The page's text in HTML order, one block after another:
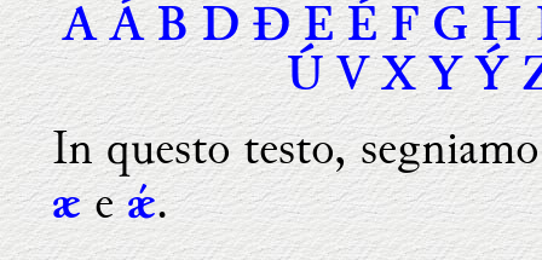
A Á B D Ð E É F G H
Ú V X Y
In questo testo,
æeǽ.